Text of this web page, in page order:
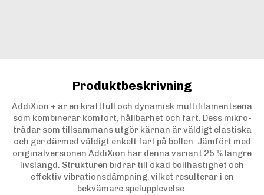
Produktbeskrivning
AddiXion + är en kraftfull och dynamisk multifilamentsena
som kombinerar komfort, hållbarhet och fart. Dess mikro-
trådar som tillsammans utgör kärnan är väldigt elastiska
och ger därmed väldigt enkelt fart på bollen. Jämfört med
originalversionen AddiXion har denna variant 25 % längre
livslängd. Strukturen bidrar till ökad bollhastighet och
effektiv vibrationsdämpning, vilket resulterar i en
bekvämare spelupplevelse.